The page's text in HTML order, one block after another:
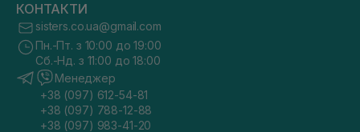
КОНТАКТИ
sisters.co.ua@gmail.com
Пн.-Пт. з 10:00 до 19:00
Сб.-Нд. з 11:00 до 18:00
Менеджер
+38 (097) 612-54-81
+38 (097) 788-12-88
+38 (097) 983-41-20